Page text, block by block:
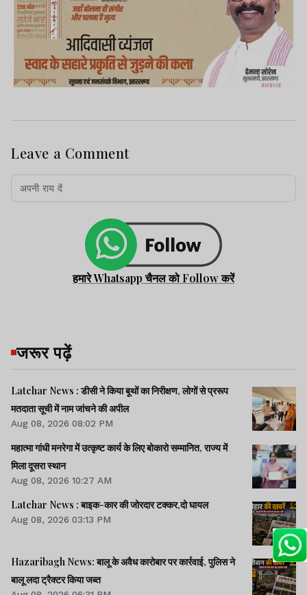
Leave a Comment
हमारे Whatsapp चैनल को Follow करें
जरूर पढ़ें
Latehar News : डीसी ने किया बूथों का निरीक्षण, लोगों से प्ररूप
मतदाता सूची में नाम जांचने की अपील
Aug 08, 2026 08:02 PM
महात्मा गांधी मनरेगा में उत्कृष्ट कार्य के लिए बोकारो सम्मानित, राज्य में
मिला दूसरा स्थान
Aug 08, 2026 10:27 AM
Latehar News : बाइक-कार की जोरदार टक्‍कर,दो घायल
Aug 08, 2026 03:13 PM
Hazaribagh News: बालू के अवैध कारोबार पर कार्रवाई, पुलिस ने
बालू लदा ट्रैक्टर किया जब्त